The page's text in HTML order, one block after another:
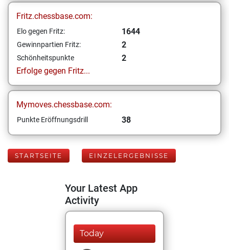
Fritz.chessbase.com:
Elo gegen Fritz: 1644
Gewinnpartien Fritz: 2
Schönheitspunkte
2
Erfolge gegen Fritz...
Mymoves.chessbase.com:
Punkte Eröffnungsdrill 38
STARTSEITE EINZELERGEBNISSE
Your Latest App
Activity
Today